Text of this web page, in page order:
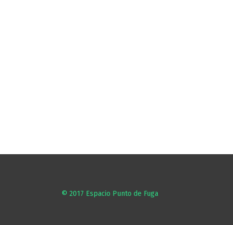
© 2017 Espacio Punto de Fuga